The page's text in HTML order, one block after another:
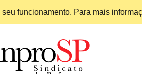
funcionamento. Para mais